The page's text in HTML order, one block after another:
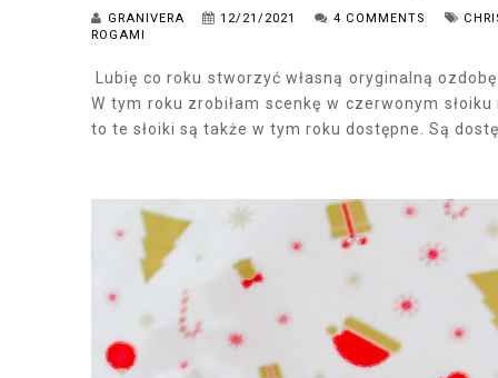
GRANIVERA 12/21/2021 4 COMMENTS
ROGAMI
Lubię co roku stworzyć własną oryginalną
W tym roku zrobiłam scenkę w czerwonym
to te słoiki są także w tym roku dostępne. Są